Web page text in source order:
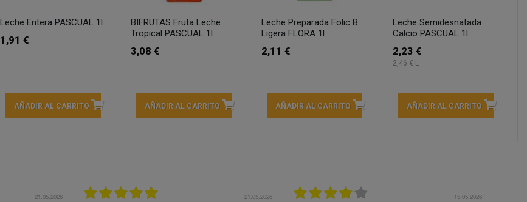
Leche Entera PASCUAL 1l.
1,91 €
AÑADIR AL CARRITO
BIFRUTAS Fruta Leche
Tropical PASCUAL 1l.
3,08 €
AÑADIR AL CARRITO
Leche Preparada Folic B
Ligera FLORA 1l.
2,11 €
AÑADIR AL CARRITO
Leche Semidesnatada
Calcio PASCUAL 1l.
2,23 €
2,46 € L
AÑADIR AL CARRITO
21.05.2026 21.05.2026 15.05.2026